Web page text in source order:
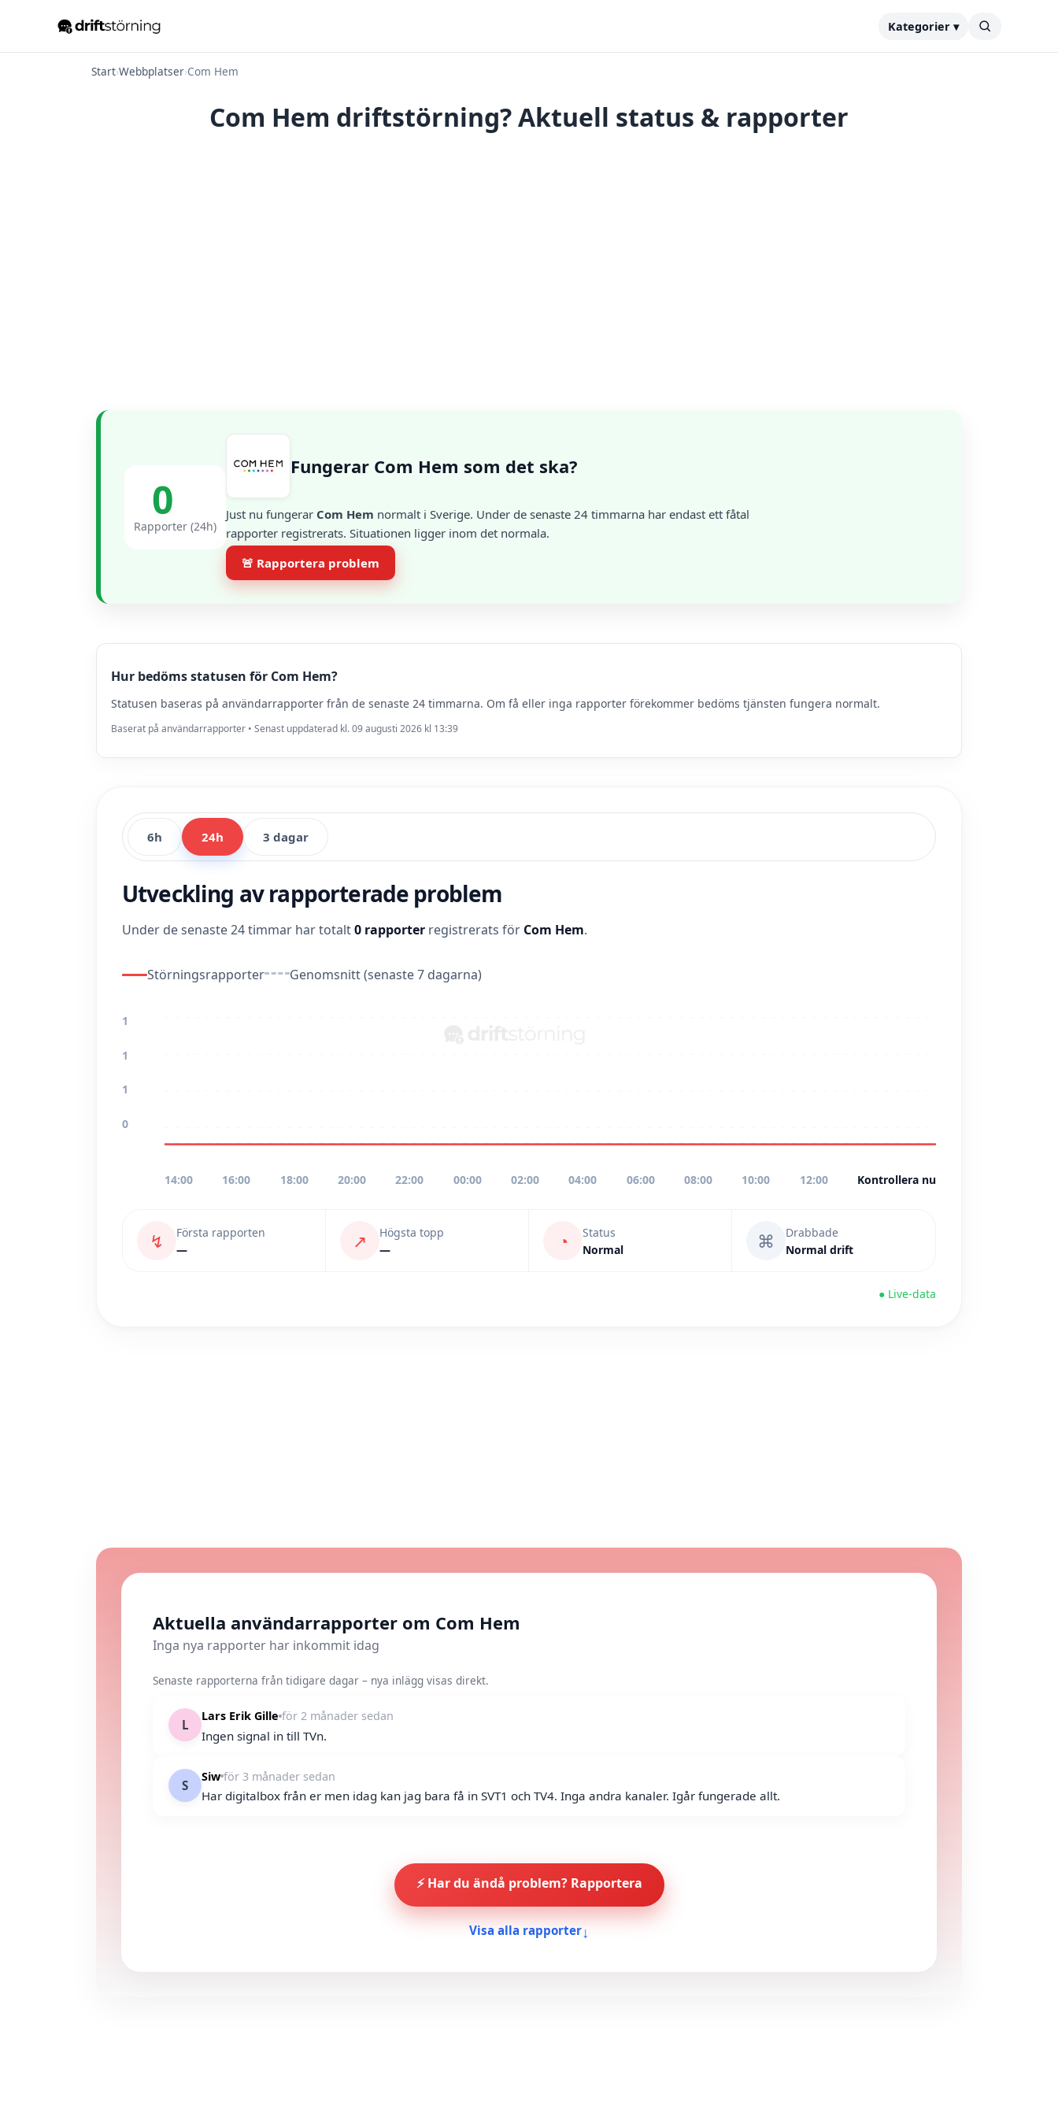
Kategorier ▾
Start›Webbplatser›Com Hem
Com Hem driftstörning? Aktuell status & rapporter
0
Rapporter (24h)
Fungerar Com Hem som det ska?
Just nu fungerar Com Hem normalt i Sverige. Under de senaste 24 timmarna har endast ett fåtal
rapporter registrerats. Situationen ligger inom det normala.
🚨 Rapportera problem
Hur bedöms statusen för Com Hem?
Statusen baseras på användarrapporter från de senaste 24 timmarna. Om få eller inga rapporter förekommer bedöms tjänsten fungera normalt.
Baserat på användarrapporter • Senast uppdaterad kl. 09 augusti 2026 kl 13:39
6h 24h 3 dagar
Utveckling av rapporterade problem
Under de senaste 24 timmar har totalt0 rapporter registrerats för Com Hem.
Störningsrapporter Genomsnitt (senaste 7 dagarna)
1
1
1
0
14:00 16:00 18:00 20:00 22:00 00:00 02:00 04:00 06:00 08:00 10:00 12:00 Kontrollera nu
↯
Första rapporten
—
↗
Högsta topp
—
◔
Status
Normal
⌘
Drabbade
Normal drift
● Live-data
Aktuella användarrapporter om Com Hem
Inga nya rapporter har inkommit idag
Senaste rapporterna från tidigare dagar – nya inlägg visas direkt.
L
Lars Erik Gille för 2 månader sedan
Ingen signal in till TVn.
S
Siw för 3 månader sedan
Har digitalbox från er men idag kan jag bara få in SVT1 och TV4. Inga andra kanaler. Igår fungerade allt.
⚡ Har du ändå problem? Rapportera
Visa alla rapporter↓